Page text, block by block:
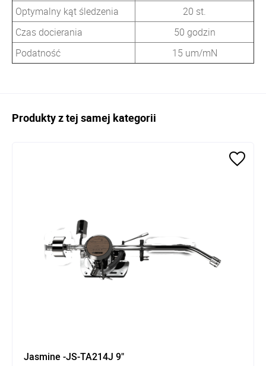
Optymalny kąt śledzenia
20 st.
Czas docierania
50 godzin
Podatność
15 um/mN
Produkty z tej samej kategorii
Jasmine -JS-TA214J 9"